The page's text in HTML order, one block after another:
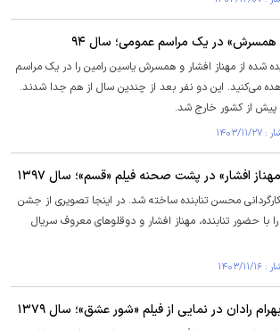
در یک مراسم عمومی؛ سال ۹۴
شده از مهناز افشار و همسرش یاسین رامین را در یک مراسم
و در سال ۹۴ مشاهده می‌کنید. این دو نفر بعد از چندین سال از هم جدا شدند.
پیش از کشور خارج شد.
افشار» در پشت صحنه فیلم «قسم»؛ سال ۱۳۹۷
قسم در سال ۹۷ به کارگردانی محسن تنابنده ساخته شد. در اینجا تصویری از جشن
را با حضور تنابنده، مهناز افشار و دوقلو‌های معروف سریال
رادان در نمایی از فیلم «شور عشق»؛ سال ۱۳۷۹